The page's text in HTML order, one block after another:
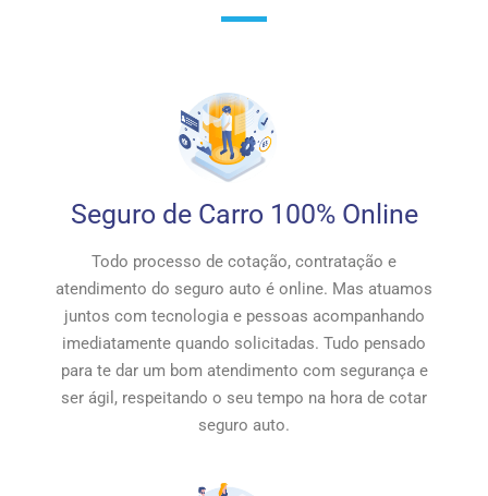
Seguro de Carro 100% Online
Todo processo de cotação, contratação e
atendimento do seguro auto é online. Mas atuamos
juntos com tecnologia e pessoas acompanhando
imediatamente quando solicitadas. Tudo pensado
para te dar um bom atendimento com segurança e
ser ágil, respeitando o seu tempo na hora de cotar
seguro auto.